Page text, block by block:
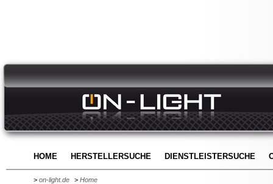
HOME HERSTELLERSUCHE DIENSTLEISTERSUCHE
> on-light.de > Home